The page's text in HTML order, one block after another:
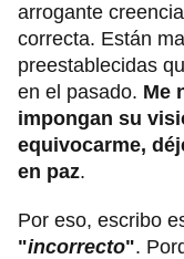
arrogante
correcta. Están
preestablecidas
en el pasado. Me
impongan su
equivocarme,
en paz.
Por eso, escribo
"incorrecto".